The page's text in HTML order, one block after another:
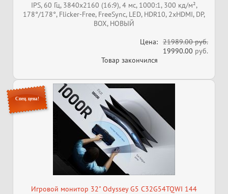
IPS, 60 Гц, 3840x2160 (16:9), 4 мс, 1000:1, 300 кд/м²,
178°/178°, Flicker-Free, FreeSync, LED, HDR10, 2xHDMI, DP,
BOX, НОВЫЙ
Цена: 21989.00 руб.
19990.00 руб.
Товар закончился
Спец. цена!
Игровой монитор 32" Odyssey G5 C32G54TQWI 144